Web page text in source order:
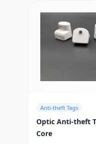
Anti-theft Tags
Optic Anti-theft
Core